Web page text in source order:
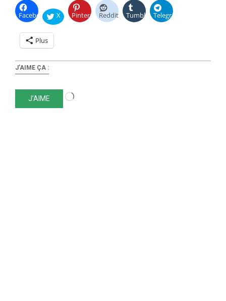
Facebook X Pinterest Reddit Tumblr Telegram
Plus
J’AIME ÇA :
J’AIME
Chargement…